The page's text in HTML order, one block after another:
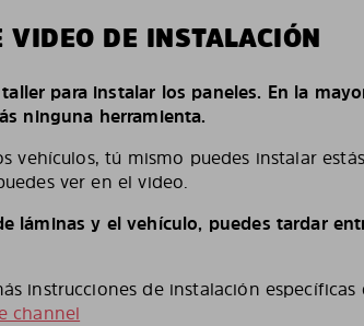
VIDEO DE INSTALACIÓN
para instalar los paneles. En la
ninguna herramienta.
vehículos, tú mismo puedes instalar
ver en el video.
láminas y el vehículo, puedes tardar
instrucciones de instalación específicas
channel